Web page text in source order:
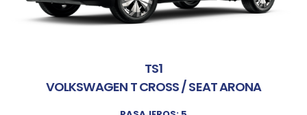
TS1
VOLKSWAGEN T CROSS / SEAT ARONA